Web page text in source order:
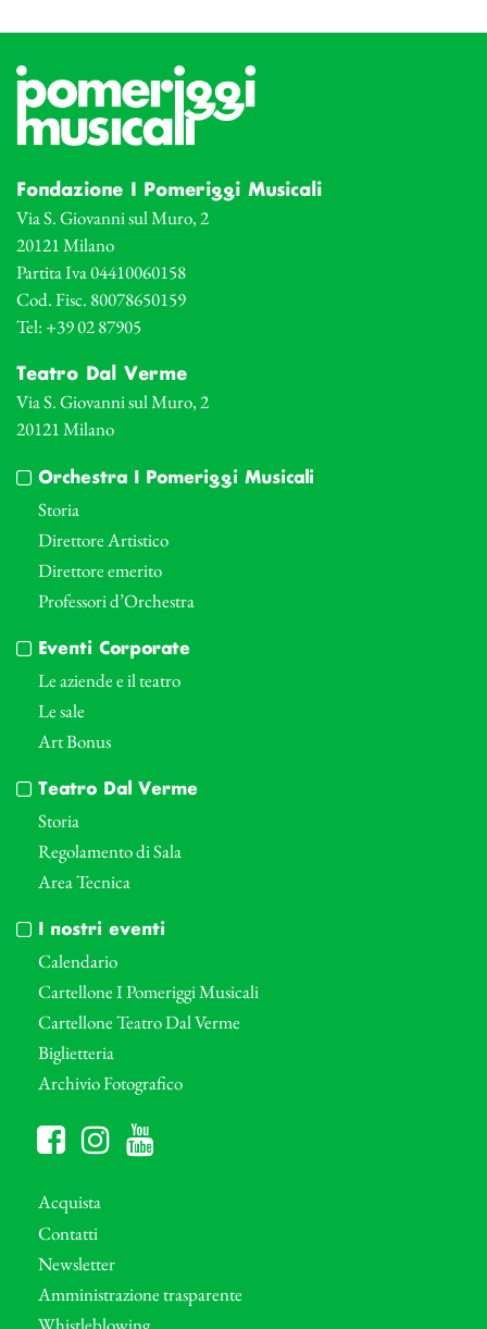
Fondazione I Pomeriggi Musicali
Via S. Giovanni sul Muro, 2
20121 Milano
Partita Iva 04410060158
Cod. Fisc. 80078650159
Tel: +39 02 87905
Teatro Dal Verme
Via S. Giovanni sul Muro, 2
20121 Milano
Orchestra I Pomeriggi Musicali
Storia
Direttore Artistico
Direttore emerito
Professori d’Orchestra
Eventi Corporate
Le aziende e il teatro
Le sale
Art Bonus
Teatro Dal Verme
Storia
Regolamento di Sala
Area Tecnica
I nostri eventi
Calendario
Cartellone I Pomeriggi Musicali
Cartellone Teatro Dal Verme
Biglietteria
Archivio Fotografico
Acquista
Contatti
Newsletter
Amministrazione trasparente